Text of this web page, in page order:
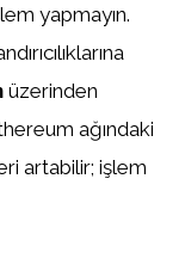
yapmayın.
üzerinden
ağındaki
artabilir; işlem